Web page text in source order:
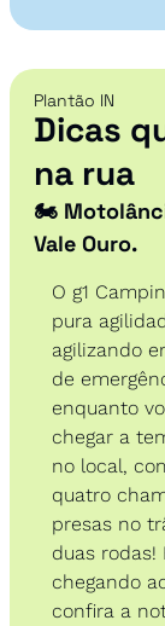
Plantão IN
Dicas
na rua
🏍️
Vale Ouro.
O g1
pura
agilizando
de
enquanto
chegar a
no local,
quatro
presas no
duas rodas!
chegando
confira a